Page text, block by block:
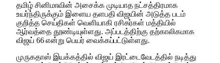
தமிழ் சினிமாவின் அசைக்க முடியாத நட்சத்திரமாக
உயர்ந்திருக்கும் இளைய தளபதி விஜயின் அடுத்த படம்
குறித்த செய்திகள் வெளியாகி ரசிகர்கள் மத்தியில்
ஆர்வத்தை தூண்டியுள்ளது. அப்படத்திற்கு தற்காலிகமாக
விஜய் 66 என்று பெயர் வைக்கப்பட்டுள்ளது.
முருகதாஸ் இயக்கத்தில் விஜய் இரட்டைவேடத்தில் நடித்து